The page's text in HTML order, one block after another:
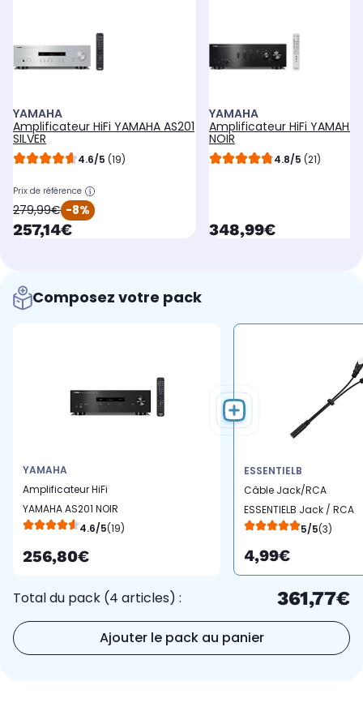
YAMAHA
Amplificateur HiFi YAMAHA AS201
SILVER
4.6/5 (19)
Prix de référence
oldPrice
279,99€ -8%
currentPrice
257,14€
YAMAHA
Amplificateur HiFi YAMAHA
NOIR
4.8/5 (21)
currentPrice
348,99€
Composez votre pack
YAMAHA
Amplificateur HiFi
YAMAHA AS201 NOIR
4.6/5(19)
256,80€
ESSENTIELB
Câble Jack/RCA
ESSENTIELB Jack / RCA
5/5(3)
4,99€
Total du pack (4 articles) : 361,77€
Ajouter le pack au panier